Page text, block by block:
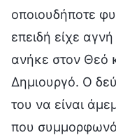
οποιουδήποτε
επειδή είχε
ανήκε στον Θεό
Δημιουργό. Ο
του να είναι
που